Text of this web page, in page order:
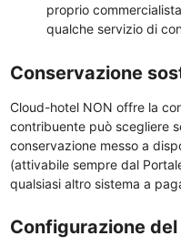
proprio
qualche servizio di
Conservazione
Cloud-hotel NON offre la
contribuente può scegliere
conservazione messo a
(attivabile sempre dal
qualsiasi altro sistema a
Configurazione